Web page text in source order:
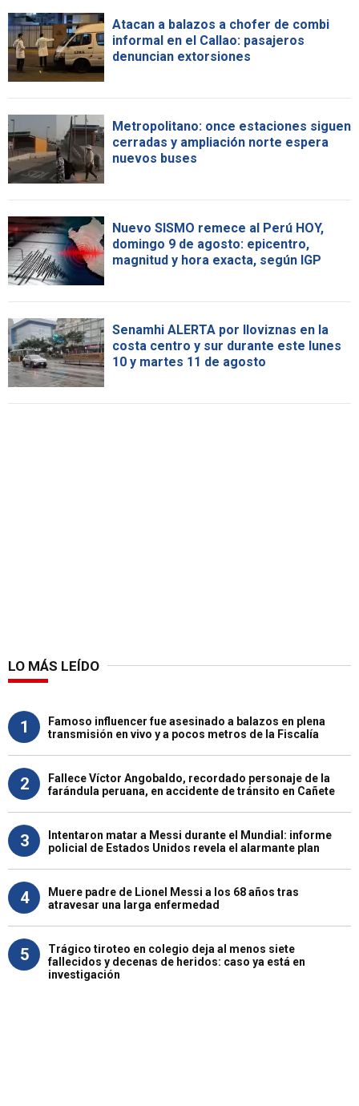
Atacan a balazos a chofer de combi
informal en el Callao: pasajeros
denuncian extorsiones
Metropolitano: once estaciones siguen
cerradas y ampliación norte espera
nuevos buses
Nuevo SISMO remece al Perú HOY,
domingo 9 de agosto: epicentro,
magnitud y hora exacta, según IGP
Senamhi ALERTA por lloviznas en la
costa centro y sur durante este lunes
10 y martes 11 de agosto
LO MÁS LEÍDO
1
Famoso influencer fue asesinado a balazos en plena
transmisión en vivo y a pocos metros de la Fiscalía
2
Fallece Víctor Angobaldo, recordado personaje de la
farándula peruana, en accidente de tránsito en Cañete
3
Intentaron matar a Messi durante el Mundial: informe
policial de Estados Unidos revela el alarmante plan
4
Muere padre de Lionel Messi a los 68 años tras
atravesar una larga enfermedad
5
Trágico tiroteo en colegio deja al menos siete
fallecidos y decenas de heridos: caso ya está en
investigación